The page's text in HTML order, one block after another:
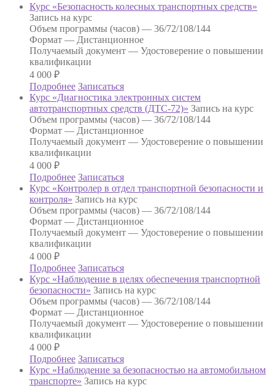
Курс «Безопасность колесных транспортных средств»
Запись на курс
Объем программы (часов) — 36/72/108/144
Формат — Дистанционное
Получаемый документ — Удостоверение о повышении
квалификации
4 000 ₽
Подробнее Записаться
Курс «Диагностика электронных систем
автотранспортных средств (ДТС-72)» Запись на курс
Объем программы (часов) — 36/72/108/144
Формат — Дистанционное
Получаемый документ — Удостоверение о повышении
квалификации
4 000 ₽
Подробнее Записаться
Курс «Контролер в отдел транспортной безопасности и
контроля» Запись на курс
Объем программы (часов) — 36/72/108/144
Формат — Дистанционное
Получаемый документ — Удостоверение о повышении
квалификации
4 000 ₽
Подробнее Записаться
Курс «Наблюдение в целях обеспечения транспортной
безопасности» Запись на курс
Объем программы (часов) — 36/72/108/144
Формат — Дистанционное
Получаемый документ — Удостоверение о повышении
квалификации
4 000 ₽
Подробнее Записаться
Курс «Наблюдение за безопасностью на автомобильном
транспорте» Запись на курс